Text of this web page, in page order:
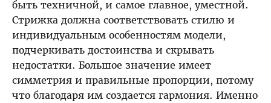
быть техничной, и самое главное, уместной.
Стрижка должна соответствовать стилю и
индивидуальным особенностям модели,
подчеркивать достоинства и скрывать
недостатки. Большое значение имеет
симметрия и правильные пропорции, потому
что благодаря им создается гармония. Именно